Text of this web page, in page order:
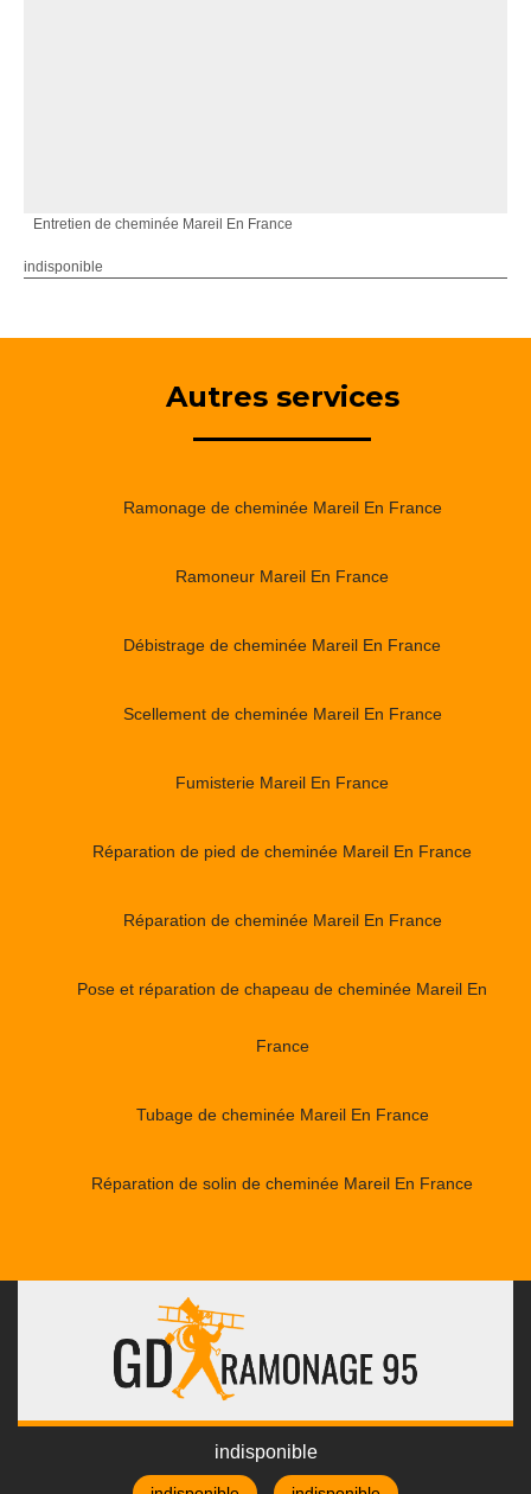
Entretien de cheminée Mareil En France
indisponible
Autres services
Ramonage de cheminée Mareil En France
Ramoneur Mareil En France
Débistrage de cheminée Mareil En France
Scellement de cheminée Mareil En France
Fumisterie Mareil En France
Réparation de pied de cheminée Mareil En France
Réparation de cheminée Mareil En France
Pose et réparation de chapeau de cheminée Mareil En
France
Tubage de cheminée Mareil En France
Réparation de solin de cheminée Mareil En France
indisponible